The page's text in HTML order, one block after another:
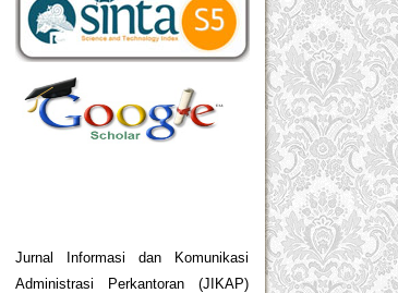
Jurnal Informasi dan Komunikasi
Administrasi Perkantoran (JIKAP)